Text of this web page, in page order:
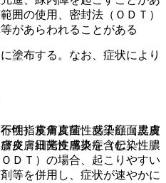
囲の使用、密封法（ＯＤＴ）
があらわれることがある
明）皮膚真菌性感染症（皮膚
皮膚細菌性感染症（伝染性膿
ＤＴ）の場合、起こりやすい
等を併用し、症状が速やかに
塗布する。なお、症状により
性指掌角皮症、女子顔面黒皮
炎、日光皮膚炎を含む）。